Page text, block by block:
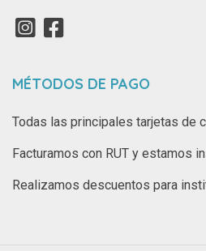
MÉTODOS DE PAGO
Todas las principales tarjetas de
Facturamos con RUT y estamos
Realizamos descuentos para